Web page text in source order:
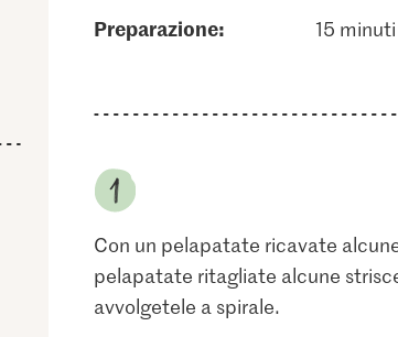
Preparazione: 15 minuti
Con un pelapatate ricavate
pelapatate ritagliate alcune
avvolgetele a spirale.